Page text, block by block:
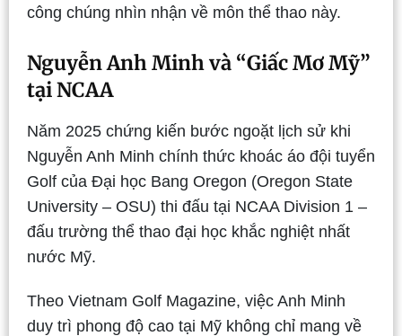
công chúng nhìn nhận về môn thể thao này.
Nguyễn Anh Minh và “Giấc Mơ Mỹ”
tại NCAA
Năm 2025 chứng kiến bước ngoặt lịch sử khi
Nguyễn Anh Minh chính thức khoác áo đội tuyển
Golf của Đại học Bang Oregon (Oregon State
University – OSU) thi đấu tại NCAA Division 1 –
đấu trường thể thao đại học khắc nghiệt nhất
nước Mỹ.
Theo Vietnam Golf Magazine, việc Anh Minh
duy trì phong độ cao tại Mỹ không chỉ mang về